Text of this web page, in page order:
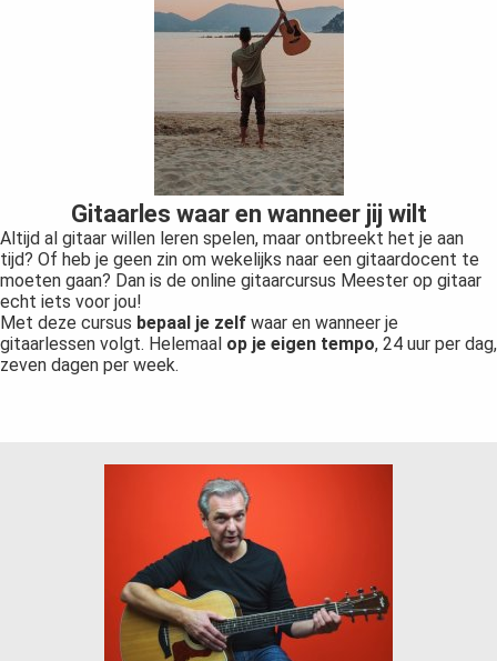
Gitaarles waar en wanneer jij wilt
Altijd al gitaar willen leren spelen, maar ontbreekt het je aan
tijd? Of heb je geen zin om wekelijks naar een gitaardocent te
moeten gaan? Dan is de online gitaarcursus Meester op gitaar
echt iets voor jou!
Met deze cursus bepaal je zelf waar en wanneer je
gitaarlessen volgt. Helemaal op je eigen tempo, 24 uur per dag,
zeven dagen per week.